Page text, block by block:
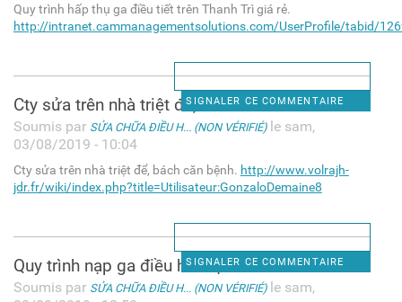
Quy trình hấp thụ ga điều tiết trên Thanh Trì giá rẻ.
http://intranet.cammanagementsolutions.com/UserProfile/tabid/
SIGNALER CE COMMENTAIRE
Cty sửa trên nhà triệt để,
Soumis par SỬA CHỮA ĐIỀU H... (NON VÉRIFIÉ)le sam,
03/08/2019 - 10:04
Cty sửa trên nhà triệt để, bách căn bệnh. http://www.volrajh-
jdr.fr/wiki/index.php?title=Utilisateur:GonzaloDemaine8
SIGNALER CE COMMENTAIRE
Quy trình nạp ga điều hòa tại
Soumis par SỬA CHỮA ĐIỀU H... (NON VÉRIFIÉ)le sam,